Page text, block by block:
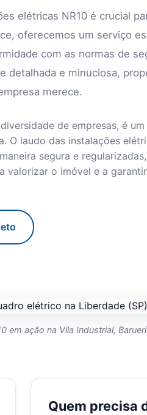
elétricas NR10 é crucial
oferecemos um serviço
com as normas de
detalhada e minuciosa,
merece.
de empresas, é
O laudo das instalações
segura e
valorizar o imóvel e a
em ação na Vila Industrial, Barueri.
Quem precisa